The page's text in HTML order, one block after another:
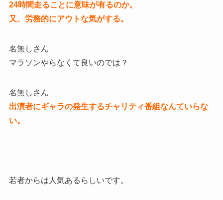
24時間走ることに意味が有るのか。
又、労務的にアウトな気がする。
名無しさん
マラソンやらなくて良いのでは？
名無しさん
出演者にギャラの発生するチャリティ番組なんていらな
い。
若者からは人気あるらしいです。